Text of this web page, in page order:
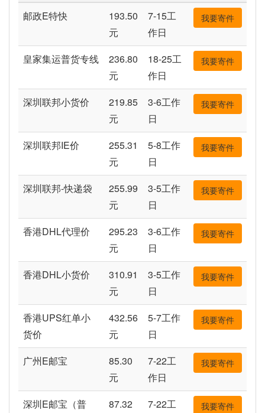
邮政E特快
193.50
元
7-15工
作日
我要寄件
皇家集运普货专线
236.80
元
18-25工
作日
我要寄件
深圳联邦小货价
219.85
元
3-6工作
日
我要寄件
深圳联邦IE价
255.31
元
5-8工作
日
我要寄件
深圳联邦-快递袋
255.99
元
3-5工作
日
我要寄件
香港DHL代理价
295.23
元
3-6工作
日
我要寄件
香港DHL小货价
310.91
元
3-5工作
日
我要寄件
香港UPS红单小
货价
432.56
元
5-7工作
日
我要寄件
广州E邮宝
85.30
元
7-22工
作日
我要寄件
深圳E邮宝（普
87.32
7-22工
我要寄件